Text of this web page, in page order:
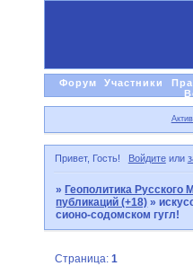
Форум Участники
Привет, Гость! Войдитеили
»Геополитика Русского
публикаций (+18) »
сионо-содомском гугл!
Страница:1